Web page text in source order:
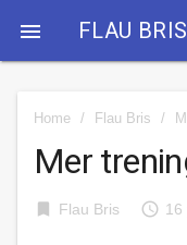
 FLAU
Home / Flau Bris /
Mer
bookmark Flau Bris access_time 16